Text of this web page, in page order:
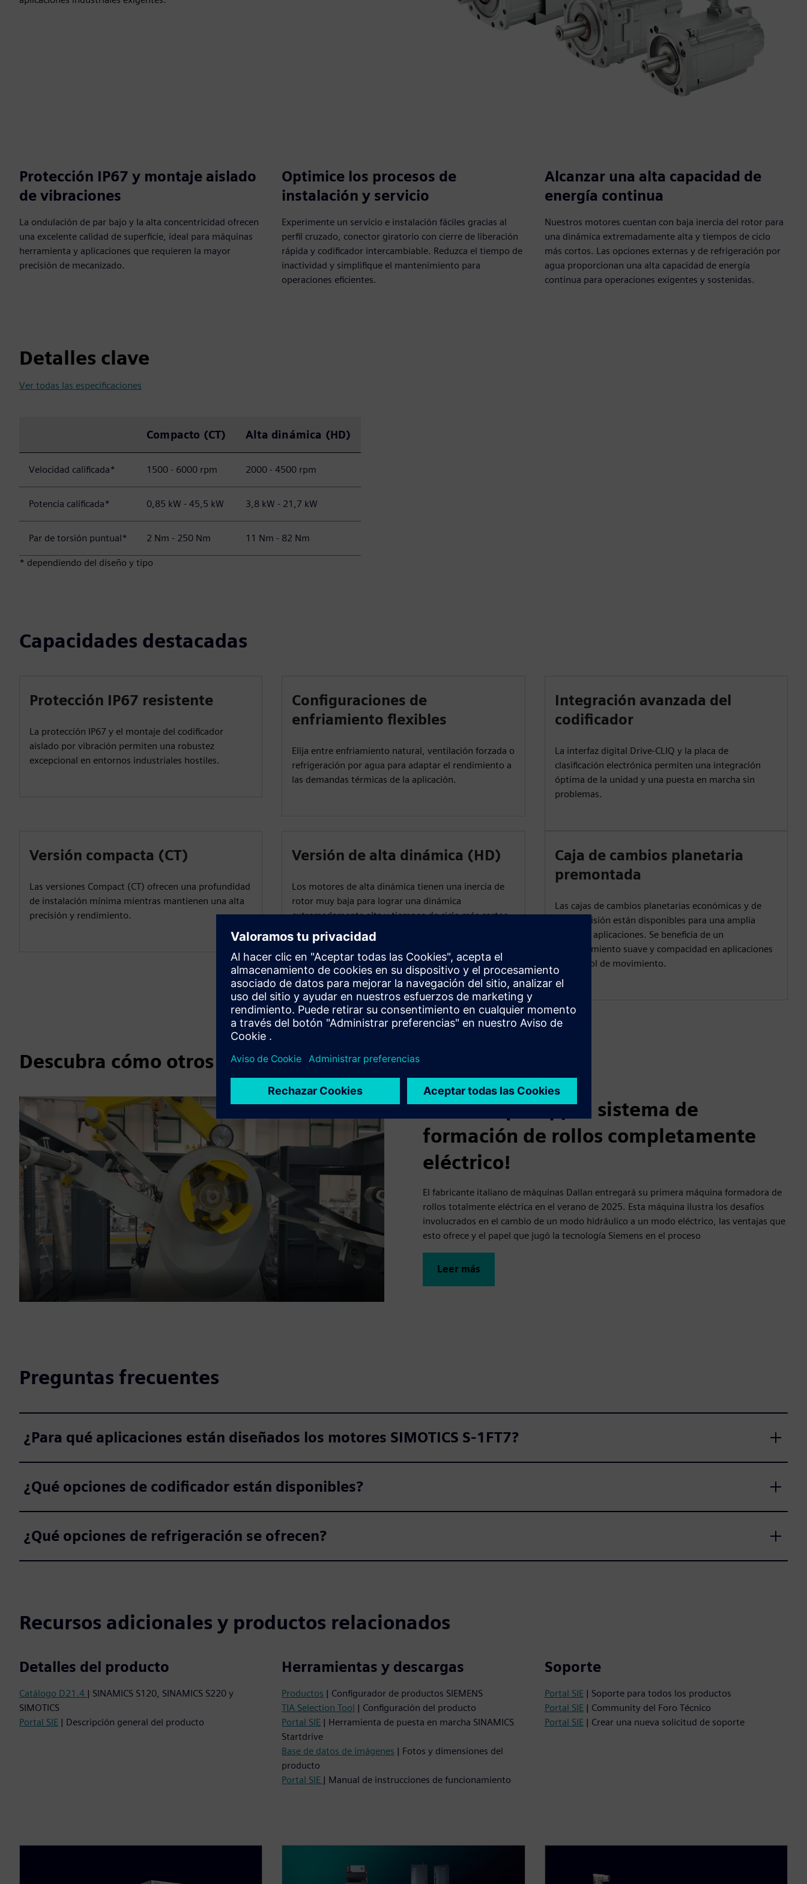
Protección IP67 y montaje aislado
de vibraciones
La ondulación de par bajo y la alta concentricidad ofrecen
una excelente calidad de superficie, ideal para máquinas
herramienta y aplicaciones que requieren la mayor
precisión de mecanizado.
Optimice los procesos de
instalación y servicio
Experimente un servicio e instalación fáciles gracias al
perfil cruzado, conector giratorio con cierre de liberación
rápida y codificador intercambiable. Reduzca el tiempo de
inactividad y simplifique el mantenimiento para
operaciones eficientes.
Alcanzar una alta capacidad de
energía continua
Nuestros motores cuentan con baja inercia del rotor para
una dinámica extremadamente alta y tiempos de ciclo
más cortos. Las opciones externas y de refrigeración por
agua proporcionan una alta capacidad de energía
continua para operaciones exigentes y sostenidas.
Detalles clave
Ver todas las especificaciones
Compacto (CT) Alta dinámica (HD)
Velocidad calificada* 1500 - 6000 rpm 2000 - 4500 rpm
Potencia calificada* 0,85 kW - 45,5 kW 3,8 kW - 21,7 kW
Par de torsión puntual* 2 Nm - 250 Nm 11 Nm - 82 Nm
* dependiendo del diseño y tipo
Capacidades destacadas
Protección IP67 resistente
La protección IP67 y el montaje del codificador
aislado por vibración permiten una robustez
excepcional en entornos industriales hostiles.
Configuraciones de
enfriamiento flexibles
Elija entre enfriamiento natural, ventilación forzada o
refrigeración por agua para adaptar el rendimiento a
las demandas térmicas de la aplicación.
Integración avanzada del
codificador
La interfaz digital Drive-CLIQ y la placa de
clasificación electrónica permiten una integración
óptima de la unidad y una puesta en marcha sin
problemas.
Versión compacta (CT)
Las versiones Compact (CT) ofrecen una profundidad
de instalación mínima mientras mantienen una alta
precisión y rendimiento.
Versión de alta dinámica (HD)
Los motores de alta dinámica tienen una inercia de
rotor muy baja para lograr una dinámica
extremadamente alta y tiempos de ciclo más cortos.
Están disponibles con refrigeración externa y
refrigeración por agua, lo que garantiza una alta
capacidad de energía continua.
Caja de cambios planetaria
premontada
Las cajas de cambios planetarias económicas y de
alta precisión están disponibles para una amplia
gama de aplicaciones. Se beneficia de un
funcionamiento suave y compacidad en aplicaciones
de control de movimiento.
Descubra cómo otros usan SIMOTICS S-1FT7?
Dallan S.p.A. | ¡Un sistema de
formación de rollos completamente
eléctrico!
El fabricante italiano de máquinas Dallan entregará su primera máquina formadora de
rollos totalmente eléctrica en el verano de 2025. Esta máquina ilustra los desafíos
involucrados en el cambio de un modo hidráulico a un modo eléctrico, las ventajas que
esto ofrece y el papel que jugó la tecnología Siemens en el proceso
Leer más
Preguntas frecuentes
¿Para qué aplicaciones están diseñados los motores SIMOTICS S‑1FT7?
¿Qué opciones de codificador están disponibles?
¿Qué opciones de refrigeración se ofrecen?
Recursos adicionales y productos relacionados
Detalles del producto
Catálogo D21.4 | SINAMICS S120, SINAMICS S220 y
SIMOTICS
Portal SIE | Descripción general del producto
Herramientas y descargas
Productos | Configurador de productos SIEMENS
TIA Selection Tool | Configuración del producto
Portal SIE | Herramienta de puesta en marcha SINAMICS
Startdrive
Base de datos de imágenes | Fotos y dimensiones del
producto
Portal SIE | Manual de instrucciones de funcionamiento
Soporte
Portal SIE| Soporte para todos los productos
Portal SIE| Community del Foro Técnico
Portal SIE| Crear una nueva solicitud de soporte